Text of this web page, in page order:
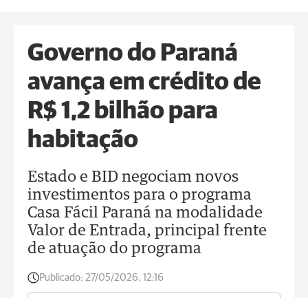
Governo do Paraná
avança em crédito de
R$ 1,2 bilhão para
habitação
Estado e BID negociam novos
investimentos para o programa
Casa Fácil Paraná na modalidade
Valor de Entrada, principal frente
de atuação do programa
Publicado: 27/05/2026, 12:16